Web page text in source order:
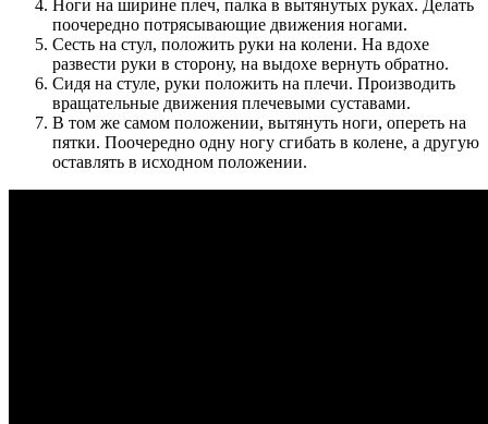
Ноги на ширине плеч, палка в вытянутых руках. Делать
поочередно потрясывающие движения ногами.
Сесть на стул, положить руки на колени. На вдохе
развести руки в сторону, на выдохе вернуть обратно.
Сидя на стуле, руки положить на плечи. Производить
вращательные движения плечевыми суставами.
В том же самом положении, вытянуть ноги, опереть на
пятки. Поочередно одну ногу сгибать в колене, а другую
оставлять в исходном положении.